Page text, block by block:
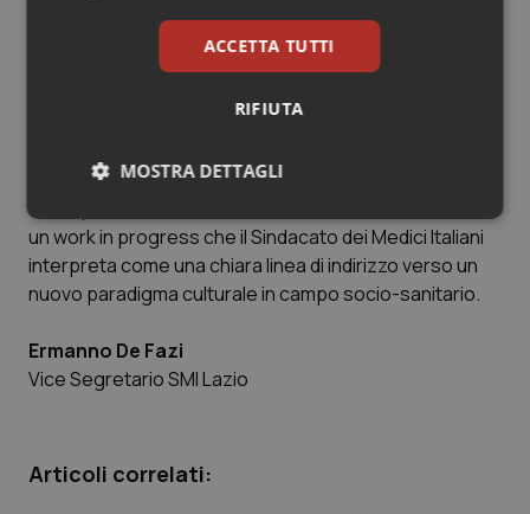
Ulcera & Reflusso
afferenti alla Medicina Generale e alla progressione
professionale di tutti i colleghi che concorrono a
esaustivo (soprattutto sul tema della formazione)
e che pone evidenti limiti di sostenibilità economica, è
un work in progress che il Sindacato dei Medici Italiani
interpreta come una chiara linea di indirizzo verso un
nuovo paradigma culturale in campo socio-sanitario.
Ermanno De Fazi
Vice Segretario SMI Lazio
Articoli correlati:
ACCETTA TUTTI
RIFIUTA
MOSTRA DETTAGLI
Necessari Statistici Marketing
Necessari Statistici
navigazione sulle pagine e l'accesso alle aree